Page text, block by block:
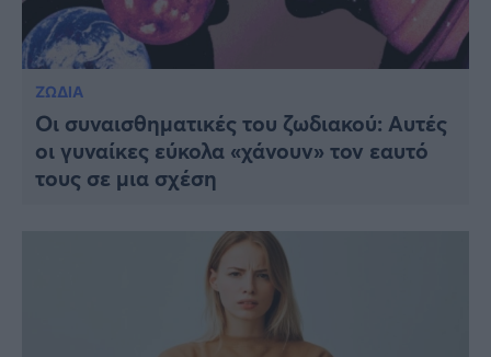
ΖΩΔΙΑ
Οι συναισθηματικές του ζωδιακού: Αυτές
οι γυναίκες εύκολα «χάνουν» τον εαυτό
τους σε μια σχέση